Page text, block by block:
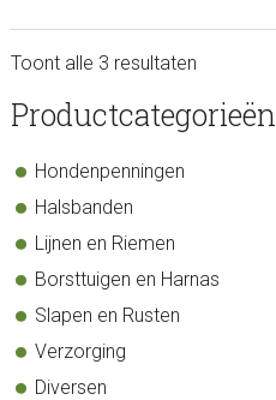
Toont alle 3 resultaten
sidebar
Store
Productcategorieën
Hondenpenningen
Halsbanden
Lijnen en Riemen
Borsttuigen en Harnas
Slapen en Rusten
Verzorging
Diversen